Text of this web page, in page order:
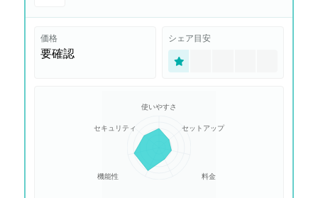
価格
要確認
シェア目安
使いやすさ
セットアップ
料金
機能性
セキュリティ